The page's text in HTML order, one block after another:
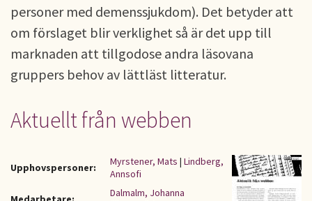
personer med demenssjukdom). Det betyder att
om förslaget blir verklighet så är det upp till
marknaden att tillgodose andra läsovana
gruppers behov av lättläst litteratur.
Aktuellt från webben
Upphovspersoner: Myrstener, Mats | Lindberg,
Annsofi
Dalmalm, Johanna